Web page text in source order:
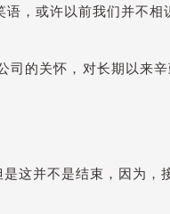
，或许以前我们并不相
的关怀，对长期以来
这并不是结束，因为，